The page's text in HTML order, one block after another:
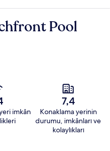
Pool
imkân
7,4
Konaklama yerinin
durumu, imkânları ve
kolaylıkları